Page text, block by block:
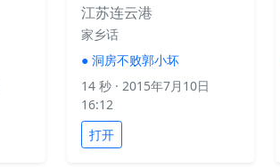
江苏连云港
家乡话
● 洞房不败郭小坏
14 秒 · 2015年7月10日
16:12
打开